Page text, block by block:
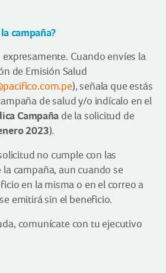
campaña?
expresamente. Cuando envíes la
de Emisión Salud
), señala que estás
de salud y/o indícalo en el
Campaña de la solicitud de
2023).
no cumple con las
la campaña, aun cuando se
en la misma o en el correo a
emitirá sin el beneficio.
comunícate con tu ejecutivo